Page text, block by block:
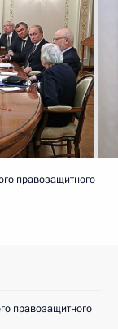
правозащитного
правозащитного